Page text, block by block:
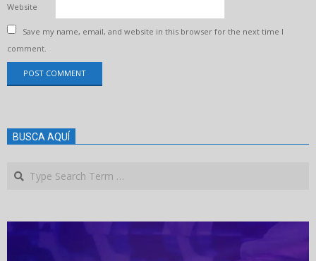
Website
Save my name, email, and website in this browser for the next time I
comment.
BUSCA AQUÍ
Search